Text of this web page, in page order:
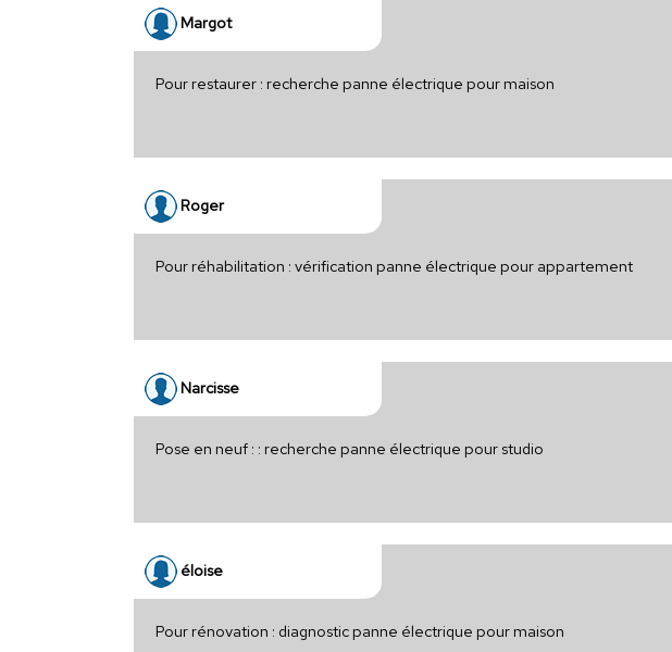
Margot
Pour restaurer : recherche panne électrique pour maison
Roger
Pour réhabilitation : vérification panne électrique pour appartement
Narcisse
Pose en neuf : : recherche panne électrique pour studio
éloise
Pour rénovation : diagnostic panne électrique pour maison